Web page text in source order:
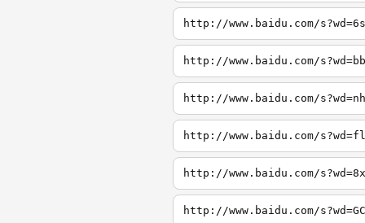
http://www.baidu.com/
http://www.baidu.com/
http://www.baidu.com/
http://www.baidu.com/
http://www.baidu.com/
http://www.baidu.com/